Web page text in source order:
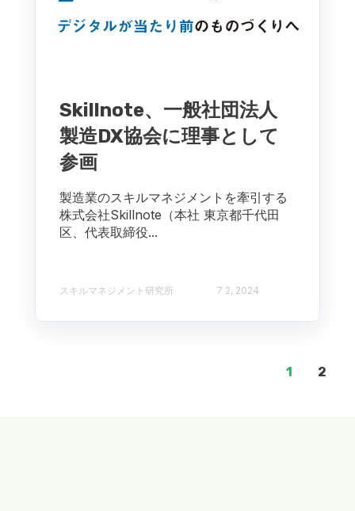
Skillnote、一般社団法人
製造DX協会に理事として
参画
製造業のスキルマネジメントを牽引する
株式会社Skillnote（本社 東京都千代田
区、代表取締役...
スキルマネジメント研究所 7 2, 2024
1 2